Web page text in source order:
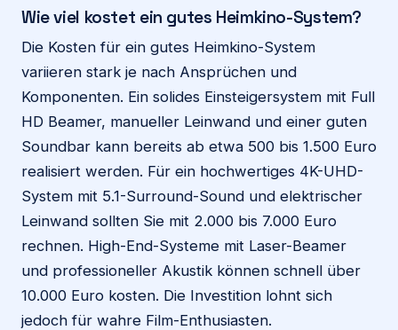
Wie viel kostet ein gutes Heimkino-System?
Die Kosten für ein gutes Heimkino-System
variieren stark je nach Ansprüchen und
Komponenten. Ein solides Einsteigersystem mit Full
HD Beamer, manueller Leinwand und einer guten
Soundbar kann bereits ab etwa 500 bis 1.500 Euro
realisiert werden. Für ein hochwertiges 4K-UHD-
System mit 5.1-Surround-Sound und elektrischer
Leinwand sollten Sie mit 2.000 bis 7.000 Euro
rechnen. High-End-Systeme mit Laser-Beamer
und professioneller Akustik können schnell über
10.000 Euro kosten. Die Investition lohnt sich
jedoch für wahre Film-Enthusiasten.